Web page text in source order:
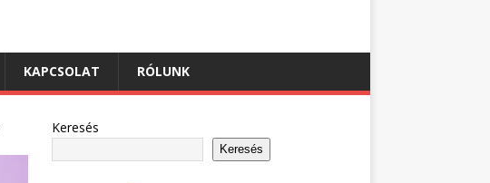
KAPCSOLAT RÓLUNK
Keresés
Keresés